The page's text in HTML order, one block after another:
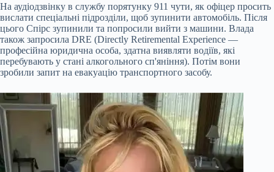
На аудіодзвінку в службу порятунку 911 чути, як офіцер просить
вислати спеціальні підрозділи, щоб зупинити автомобіль. Після
цього Спірс зупинили та попросили вийти з машини. Влада
також запросила DRE (Directly Retiremental Experience —
професійна юридична особа, здатна виявляти водіїв, які
перебувають у стані алкогольного сп'яніння). Потім вони
зробили запит на евакуацію транспортного засобу.